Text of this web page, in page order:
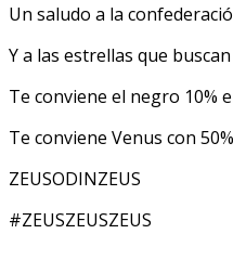
Un saludo a la
Y a las estrellas que
Te conviene el negro 10%
Te conviene Venus con
ZEUSODINZEUS
#ZEUSZEUSZEUS